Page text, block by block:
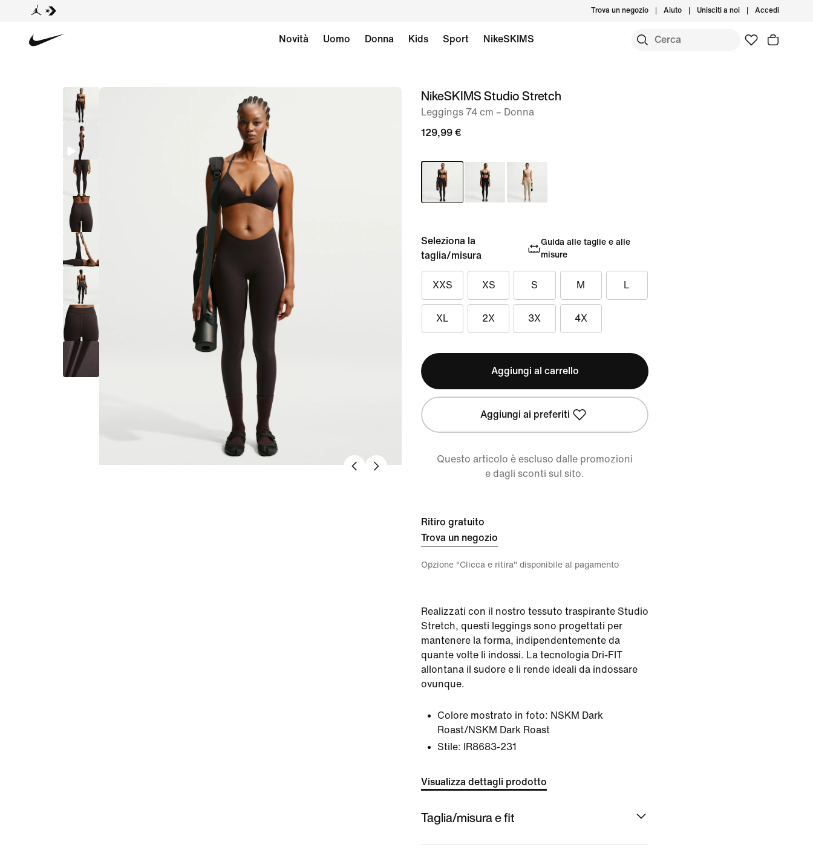
Trova un negozio Aiuto Unisciti a noi Accedi
Novità Uomo Donna Kids Sport NikeSKIMS
immagine
NikeSKIMS Studio Stretch
Leggings 74 cm – Donna
129,99 €
Seleziona la
taglia/misura
Guida alle taglie e alle
misure
XXS XS S M L
XL 2X 3X 4X
Aggiungi al carrello
Aggiungi ai preferiti
Questo articolo è escluso dalle promozioni
e dagli sconti sul sito.
Ritiro gratuito
Trova un negozio
Opzione "Clicca e ritira" disponibile al pagamento
Realizzati con il nostro tessuto traspirante Studio
Stretch, questi leggings sono progettati per
mantenere la forma, indipendentemente da
quante volte li indossi. La tecnologia Dri-FIT
allontana il sudore e li rende ideali da indossare
ovunque.
Colore mostrato in foto: NSKM Dark
Roast/NSKM Dark Roast
Stile:
IR8683-231
Visualizza dettagli prodotto
Taglia/misura e fit